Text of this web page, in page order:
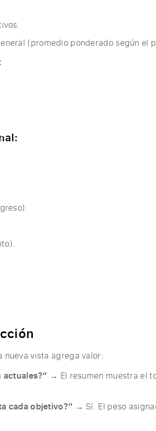
(promedio ponderado según el
nueva vista agrega valor:
→ El resumen muestra el
cada objetivo?” → Sí. El peso